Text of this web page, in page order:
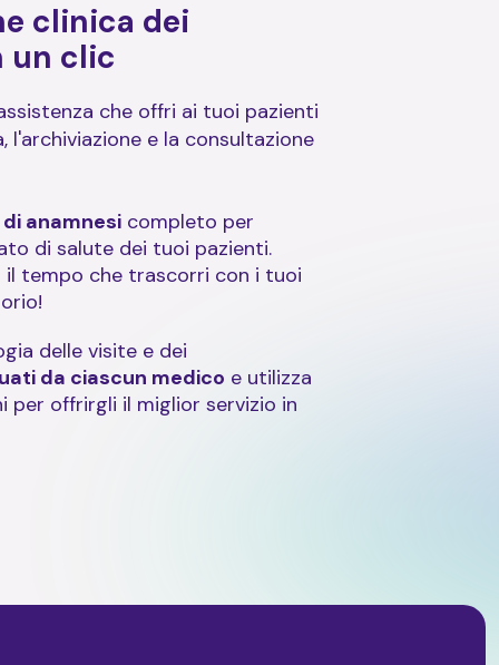
clinica dei
un clic
che offri ai tuoi pazienti
l'archiviazione e la consultazione
anamnesi completo per
di salute dei tuoi pazienti.
tempo che trascorri con i tuoi
delle visite e dei
da ciascun medico e utilizza
per offrirgli il miglior servizio in